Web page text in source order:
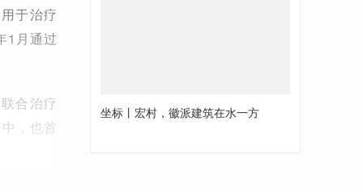
于治疗
1月通过
合治疗
，也首
坐标丨宏村，徽派建筑在水一方